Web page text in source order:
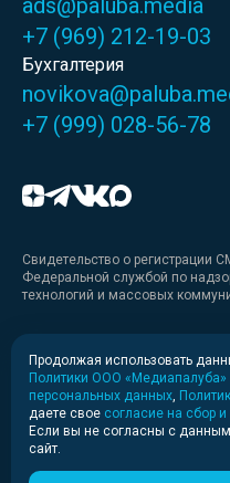
ads@paluba.media
+7 (969) 212-19-03
Бухгалтерия
+7 (999) 028-56-78
Свидетельство о
Федеральной службой по
технологий и массовых
Медиакит
Медиакит для печати
Политика
© 2020-2026
Продолжая использовать
Политики ООО «Медиапалуба»
персональных данных
даете свое согласие на сбор
Если вы не согласны с
сайт.